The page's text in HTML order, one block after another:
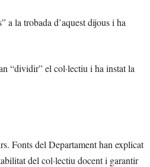
a la trobada d’aquest dijous i ha
“dividir” el col·lectiu i ha instat la
Fonts del Departament han explicat
del col·lectiu docent i garantir